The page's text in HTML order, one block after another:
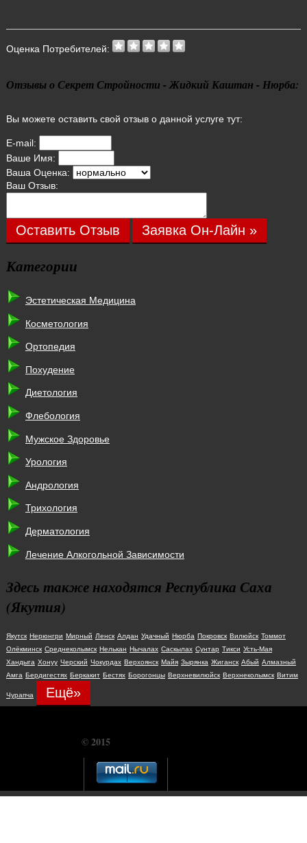
Оценка Потребителей:
Отзывы о Секрет Стройности - Жидкий Каштан - Нюрба:
Вы можете оставить свой отзыв о данной услуге тут:
E-mail:
Ваше Имя:
Ваша Оценка:
Ваш Отзыв:
Оставить Отзыв Заявка Он-Лайн »
Категории
Эстетическая Медицина
Косметология
Ортопедия
Похудение
Диетология
Флебология
Мужское Здоровье
Урология
Андрология
Трихология
Дерматология
Лечение Алкогольной Зависимости
Здесь также находятся Республика Саха
(Якутия)
Якутск Нерюнгри Мирный Ленск Алдан Удачный Нюрба Покровск Вилюйск Томмот
Олёкминск Среднеколымск Нелькан Нычалах Саскылах Сунтар Тикси Усть-Мая
Хандыга Хонуу Черский Чокурдах Верхоянск Майя Зырянка Жиганск Абый Алмазный
Амга Бердигестях Беркакит Бестях Борогонцы Верхневилюйск Верхнеколымск Витим
Чурапча Ещё»
© 2015